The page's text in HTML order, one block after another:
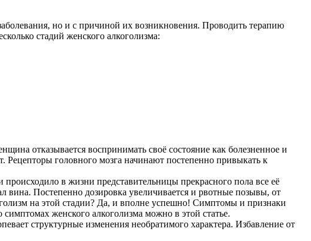
но и с причиной их возникновения. Проводить терапию
стадий женского алкоголизма:
отказывается воспринимать своё состояние как болезненное и
Рецепторы головного мозга начинают постепенно привыкать к
в жизни представительницы прекрасного пола все её
Постепенно дозировка увеличивается и рвотные позывы, от
на этой стадии? Да, и вполне успешно! Симптомы и признаки
женского алкоголизма можно в этой статье.
структурные изменения необратимого характера. Избавление от